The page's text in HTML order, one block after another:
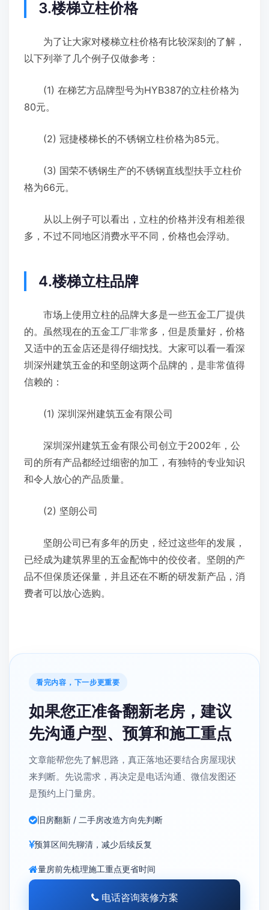
3.楼梯立柱价格
为了让大家对楼梯立柱价格有比较深刻的了解，
以下列举了几个例子仅做参考：
(1) 在梯艺方品牌型号为HYB387的立柱价格为
80元。
(2) 冠捷楼梯长的不锈钢立柱价格为85元。
(3) 国荣不锈钢生产的不锈钢直线型扶手立柱价
格为66元。
从以上例子可以看出，立柱的价格并没有相差很
多，不过不同地区消费水平不同，价格也会浮动。
4.楼梯立柱品牌
市场上使用立柱的品牌大多是一些五金工厂提供
的。虽然现在的五金工厂非常多，但是质量好，价格
又适中的五金店还是得仔细找找。大家可以看一看深
圳深州建筑五金的和坚朗这两个品牌的，是非常值得
信赖的：
(1) 深圳深州建筑五金有限公司
深圳深州建筑五金有限公司创立于2002年，公
司的所有产品都经过细密的加工，有独特的专业知识
和令人放心的产品质量。
(2) 坚朗公司
坚朗公司已有多年的历史，经过这些年的发展，
已经成为建筑界里的五金配饰中的佼佼者。坚朗的产
品不但保质还保量，并且还在不断的研发新产品，消
费者可以放心选购。
看完内容，下一步更重要
如果您正准备翻新老房，建议
先沟通户型、预算和施工重点
文章能帮您先了解思路，真正落地还要结合房屋现状
来判断。先说需求，再决定是电话沟通、微信发图还
是预约上门量房。
旧房翻新 / 二手房改造方向先判断
预算区间先聊清，减少后续反复
量房前先梳理施工重点更省时间
电话咨询装修方案